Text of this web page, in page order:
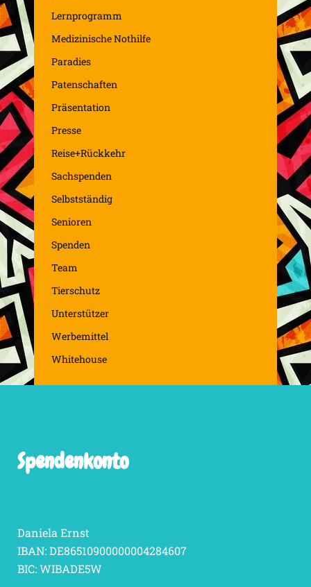
Lernprogramm
Medizinische Nothilfe
Paradies
Patenschaften
Präsentation
Presse
Reise+Rückkehr
Sachspenden
Selbstständig
Senioren
Spenden
Team
Tierschutz
Unterstützer
Werbemittel
Whitehouse
Spendenkonto
Daniela Ernst
IBAN: DE86510900000004284607
BIC: WIBADE5W